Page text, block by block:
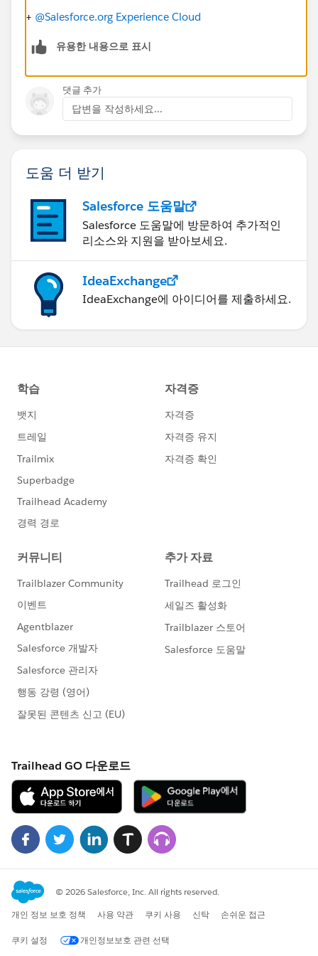
+ @Salesforce.org Experience Cloud
유용한 내용으로 표시
댓글 추가
답변을 작성하세요...
도움 더 받기
Salesforce 도움말
Salesforce 도움말에 방문하여 추가적인
리소스와 지원을 받아보세요.
IdeaExchange
IdeaExchange에 아이디어를 제출하세요.